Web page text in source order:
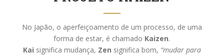
No Japão, o aperfeiçoamento de um processo, de uma
forma de estar, é chamado Kaizen.
Kai significa mudança, Zen significa bom, “mudar para